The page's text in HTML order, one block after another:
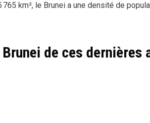
km², le Brunei a une densité de
de ces dernières